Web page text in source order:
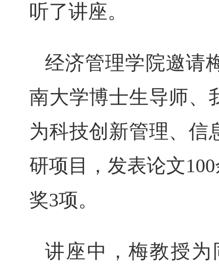
听了讲座。
经济管理学院邀请
南大学博士生导师、
为科技创新管理、信
研项目，发表论文
奖3项。
讲座中，梅教授